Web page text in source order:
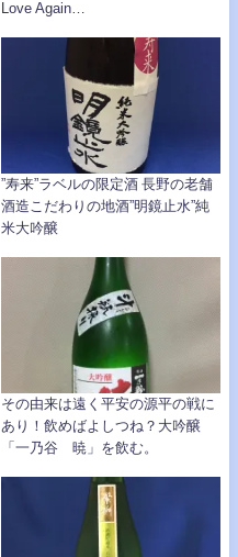
Love Again…
”寿来”ラベルの限定酒 長野の老舗
酒造こだわりの地酒”明鏡止水”純
米大吟醸
その由来は遠く平安の源平の戦に
あり！飲めばよしつね？大吟醸
「一乃谷 暁」を飲む。